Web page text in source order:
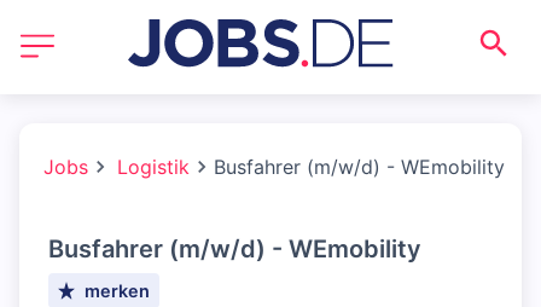
Jobs Logistik Busfahrer (m/w/d) - WEmobility
Busfahrer (m/w/d) - WEmobility
merken